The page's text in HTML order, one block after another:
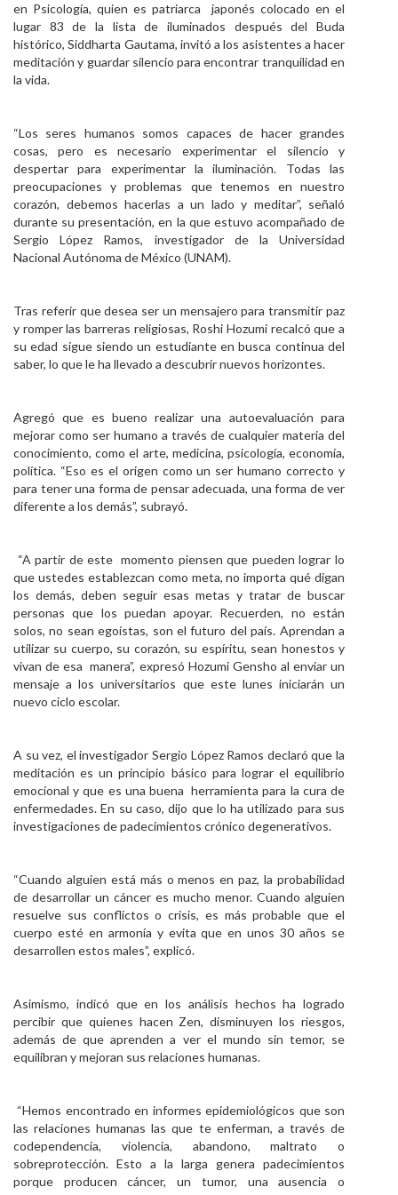
en Psicología, quien es patriarca japonés colocado en el
lugar 83 de la lista de iluminados después del Buda
histórico, Siddharta Gautama, invitó a los asistentes a hacer
meditación y guardar silencio para encontrar tranquilidad en
la vida.
“Los seres humanos somos capaces de hacer grandes
cosas, pero es necesario experimentar el silencio y
despertar para experimentar la iluminación. Todas las
preocupaciones y problemas que tenemos en nuestro
corazón, debemos hacerlas a un lado y meditar”, señaló
durante su presentación, en la que estuvo acompañado de
Sergio López Ramos, investigador de la Universidad
Nacional Autónoma de México (UNAM).
Tras referir que desea ser un mensajero para transmitir paz
y romper las barreras religiosas, Roshi Hozumi recalcó que a
su edad sigue siendo un estudiante en busca continua del
saber, lo que le ha llevado a descubrir nuevos horizontes.
Agregó que es bueno realizar una autoevaluación para
mejorar como ser humano a través de cualquier materia del
conocimiento, como el arte, medicina, psicología, economía,
política. “Eso es el origen como un ser humano correcto y
para tener una forma de pensar adecuada, una forma de ver
diferente a los demás”, subrayó.
“A partir de este momento piensen que pueden lograr lo
que ustedes establezcan como meta, no importa qué digan
los demás, deben seguir esas metas y tratar de buscar
personas que los puedan apoyar. Recuerden, no están
solos, no sean egoístas, son el futuro del país. Aprendan a
utilizar su cuerpo, su corazón, su espíritu, sean honestos y
vivan de esa manera”, expresó Hozumi Gensho al enviar un
mensaje a los universitarios que este lunes iniciarán un
nuevo ciclo escolar.
A su vez, el investigador Sergio López Ramos declaró que la
meditación es un principio básico para lograr el equilibrio
emocional y que es una buena herramienta para la cura de
enfermedades. En su caso, dijo que lo ha utilizado para sus
investigaciones de padecimientos crónico degenerativos.
“Cuando alguien está más o menos en paz, la probabilidad
de desarrollar un cáncer es mucho menor. Cuando alguien
resuelve sus conflictos o crisis, es más probable que el
cuerpo esté en armonía y evita que en unos 30 años se
desarrollen estos males”, explicó.
Asimismo, indicó que en los análisis hechos ha logrado
percibir que quienes hacen Zen, disminuyen los riesgos,
además de que aprenden a ver el mundo sin temor, se
equilibran y mejoran sus relaciones humanas.
“Hemos encontrado en informes epidemiológicos que son
las relaciones humanas las que te enferman, a través de
codependencia, violencia, abandono, maltrato o
sobreprotección. Esto a la larga genera padecimientos
porque producen cáncer, un tumor, una ausencia o